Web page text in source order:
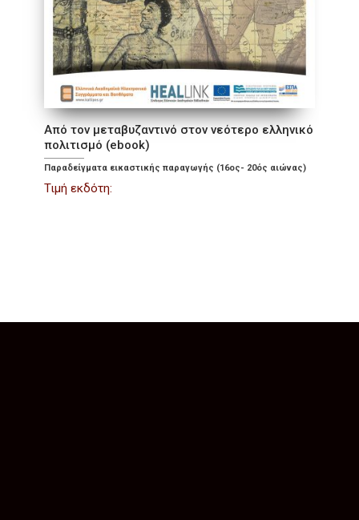
Από τον μεταβυζαντινό στον νεότερο ελληνικό
πολιτισμό (ebook)
Παραδείγματα εικαστικής παραγωγής (16ος- 20ός αιώνας)
Τιμή εκδότη: